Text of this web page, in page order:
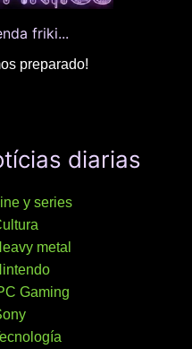
friki...
preparado!
diarias
y series
metal
Gaming